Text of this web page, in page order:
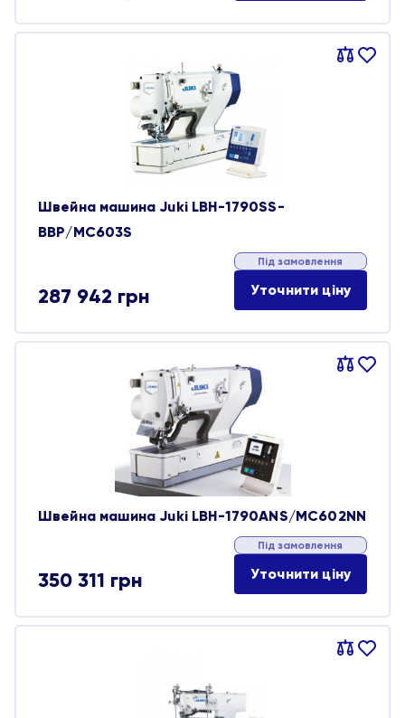
Порівняти
В
Швейна машина Juki LBH-1790SS-
BBP/MC603S
287 942 грн
Під замовлення
Уточнити ціну
Порівняти
В
Швейна машина Juki LBH-1790ANS/MC602NN
350 311 грн
Під замовлення
Уточнити ціну
Порівняти
В